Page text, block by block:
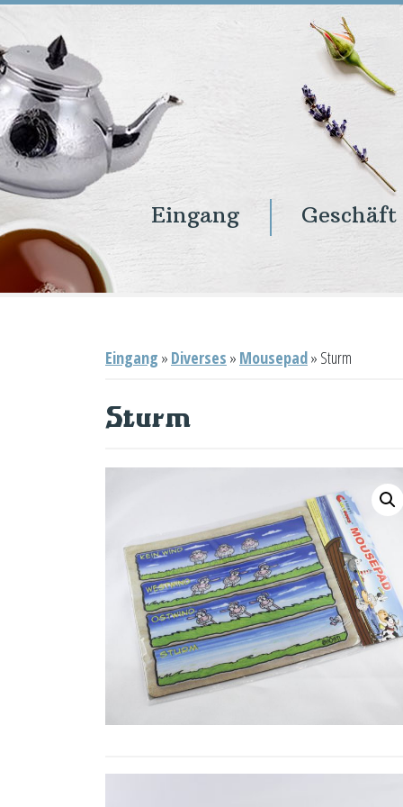
Eingang Geschäft
Eingang » Diverses » Mousepad» Sturm
Sturm
Eingang
Geschäft
Onlineshop
Warenkorb
Kontakt